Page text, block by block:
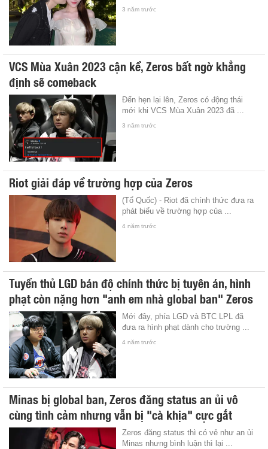
3 năm trước
VCS Mùa Xuân 2023 cận kề, Zeros bất ngờ khẳng
định sẽ comeback
Đến hẹn lại lên, Zeros có động thái
mới khi VCS Mùa Xuân 2023 đã ...
3 năm trước
Riot giải đáp về trường hợp của Zeros
(Tổ Quốc) - Riot đã chính thức đưa ra
phát biểu về trường hợp của ...
4 năm trước
Tuyển thủ LGD bán độ chính thức bị tuyên án, hình
phạt còn nặng hơn "anh em nhà global ban" Zeros
Mới đây, phía LGD và BTC LPL đã
đưa ra hình phạt dành cho trường ...
4 năm trước
Minas bị global ban, Zeros đăng status an ủi vô
cùng tình cảm nhưng vẫn bị "cà khịa" cực gắt
Zeros đăng status thì có vẻ như an ủi
Minas nhưng bình luận thì lại ...